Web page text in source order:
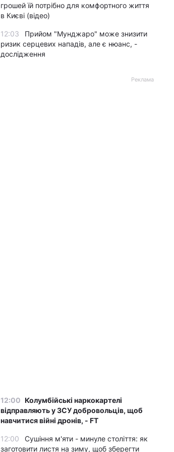
грошей їй потрібно для комфортного життя
в Києві (відео)
12:03
Прийом "Мунджаро" може знизити
ризик серцевих нападів, але є нюанс, -
дослідження
Реклама
12:00 Колумбійські наркокартелі
відправляють у ЗСУ добровольців, щоб
навчитися війні дронів, - FT
12:00
Сушіння м'яти - минуле століття: як
заготовити листя на зиму, щоб зберегти